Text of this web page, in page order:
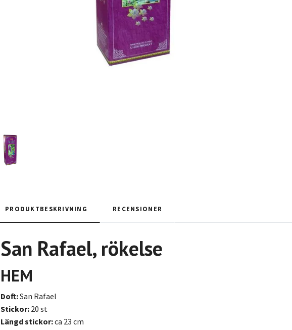
PRODUKTBESKRIVNING RECENSIONER
San Rafael, rökelse
HEM
Doft:San Rafael
Stickor: 20 st
Längd stickor:ca 23 cm